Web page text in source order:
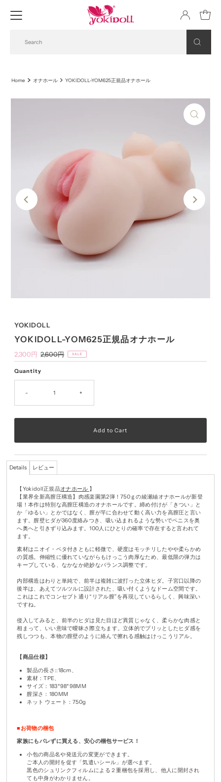
Home オナホール YOKIDOLL-YOM625正規品オナホール
YOKIDOLL
YOKIDOLL-YOM625正規品オナホール
Sale
Price
2,300円 Regular
Price
2,600円 SALE
Quantity
- +
Details レビュー
【Yokidoll正規品オナホール 】
【業界全新高膣圧構造】肉感楽園第2弾！750ｇの綾瀬紬オナホールが新登
場！本作は特別な高膣圧構造のオナホールです。締め付けが「きつい」と
か「ゆるい」とかではなく、膣が竿に合わせて動く高い力を高膣圧と言い
ます。膣壁ヒダが360度絡みつき、吸い込まれるような勢いでペニスを奥
へ奥へと引きずり込みます。100人にひとりの確率で存在すると言われて
ます。
素材はニオイ・ベタ付きともに軽微で、硬度はモッチリしたやや柔らかめ
の質感。伸縮性に優れていながらもけっこう肉厚なため、最低限の弾力は
キープしている、なかなか絶妙なバランス調整です。
内部構造はわりと単純で、前半は複雑に波打った立体ヒダ。子宮口以降の
後半は、あえてツルツルに設計された、吸い付くようなドーム空間です。
これはこれでコンセプト通り“リアル膣”を再現しているらしく、興味深い
ですね。
侵入してみると、前半のヒダは見た目ほど異質じゃなく、柔らかな肉感と
相まって、いい意味で曖昧さ際立ちます。立体的でプリッとしたヒダ感を
残しつつも、本物の膣壁のように絡んで擦れる感触はけっこうリアル。
【商品仕様】
製品の長さ::18cm、
素材：TPE、
サイズ：183*98*98MM
膣深さ：180MM
ネット ウェート：750g
■お荷物の梱包
家族にもバレずに買える、安心の梱包サービス！
小包の商品名や発送元の変更ができます。
ご本人の開封を促す「気遣いシール」が選べます。
黒色のシュリンクフィルムによる２重梱包を採用し、他人に開封され
ても中身がわかりません。